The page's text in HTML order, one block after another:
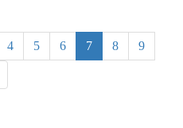
4 5 6 7 8 9